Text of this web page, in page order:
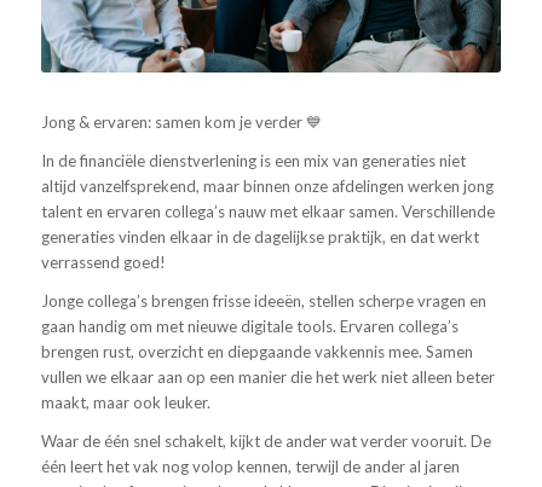
Jong & ervaren: samen kom je verder 💙
In de financiële dienstverlening is een mix van generaties niet
altijd vanzelfsprekend, maar binnen onze afdelingen werken jong
talent en ervaren collega’s nauw met elkaar samen. Verschillende
generaties vinden elkaar in de dagelijkse praktijk, en dat werkt
verrassend goed!
Jonge collega’s brengen frisse ideeën, stellen scherpe vragen en
gaan handig om met nieuwe digitale tools. Ervaren collega’s
brengen rust, overzicht en diepgaande vakkennis mee. Samen
vullen we elkaar aan op een manier die het werk niet alleen beter
maakt, maar ook leuker.
Waar de één snel schakelt, kijkt de ander wat verder vooruit. De
één leert het vak nog volop kennen, terwijl de ander al jaren